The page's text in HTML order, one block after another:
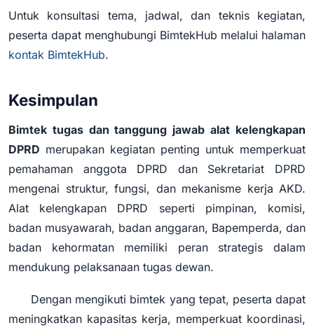
Untuk konsultasi tema, jadwal, dan teknis kegiatan,
peserta dapat menghubungi BimtekHub melalui halaman
kontak BimtekHub.
Kesimpulan
Bimtek tugas dan tanggung jawab alat kelengkapan
DPRD merupakan kegiatan penting untuk memperkuat
pemahaman anggota DPRD dan Sekretariat DPRD
mengenai struktur, fungsi, dan mekanisme kerja AKD.
Alat kelengkapan DPRD seperti pimpinan, komisi,
badan musyawarah, badan anggaran, Bapemperda, dan
badan kehormatan memiliki peran strategis dalam
mendukung pelaksanaan tugas dewan.
Dengan mengikuti bimtek yang tepat, peserta dapat
meningkatkan kapasitas kerja, memperkuat koordinasi,